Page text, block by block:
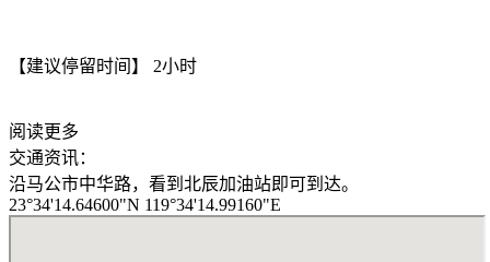
【建议停留时间】 2小时
阅读更多
交通资讯：
沿马公市中华路，看到北辰加油站即可到达。
23°34'14.64600"N 119°34'14.99160"E